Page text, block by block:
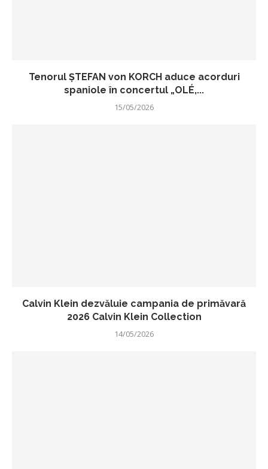
Tenorul ŞTEFAN von KORCH aduce acorduri
spaniole în concertul „OLÉ,...
15/05/2026
Calvin Klein dezvăluie campania de primăvară
2026 Calvin Klein Collection
14/05/2026